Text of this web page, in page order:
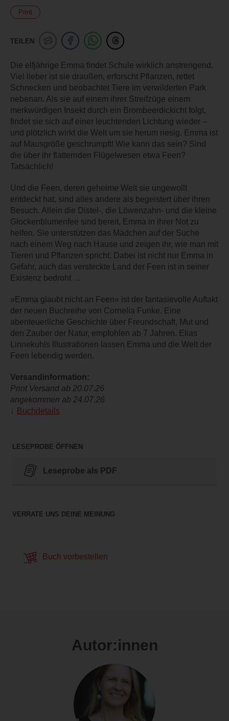
Print
TEILEN
Die elfjährige Emma findet Schule wirklich anstrengend.
Viel lieber ist sie draußen, erforscht Pflanzen, rettet
Schnecken und beobachtet Tiere im verwilderten Park
nebenan. Als sie auf einem ihrer Streifzüge einem
merkwürdigen Insekt durch ein Brombeerdickicht folgt,
findet sie sich auf einer leuchtenden Lichtung wieder –
und plötzlich wirkt die Welt um sie herum riesig. Emma ist
auf Mausgröße geschrumpft! Wie kann das sein? Sind
die über ihr flatternden Flügelwesen etwa Feen?
Tatsächlich!
Und die Feen, deren geheime Welt sie ungewollt
entdeckt hat, sind alles andere als begeistert über ihren
Besuch. Allein die Distel-, die Löwenzahn- und die kleine
Glockenblumenfee sind bereit, Emma in ihrer Not zu
helfen. Sie unterstützen das Mädchen auf der Suche
nach einem Weg nach Hause und zeigen ihr, wie man mit
Tieren und Pflanzen spricht. Dabei ist nicht nur Emma in
Gefahr, auch das versteckte Land der Feen ist in seiner
Existenz bedroht …
»Emma glaubt nicht an Feen« ist der fantasievolle Auftakt
der neuen Buchreihe von Cornelia Funke. Eine
abenteuerliche Geschichte über Freundschaft, Mut und
den Zauber der Natur, empfohlen ab 7 Jahren. Elias
Linnekuhls Illustrationen lassen Emma und die Welt der
Feen lebendig werden.
Versandinformation:
Print Versand ab 20.07.26
angekommen ab 24.07.26
Buchdetails
LESEPROBE ÖFFNEN
Leseprobe als PDF
VERRATE UNS DEINE MEINUNG
Buch vorbestellen
Autor:innen